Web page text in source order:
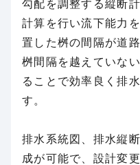
勾配を調整する縦断
計算を行い流下能力
置した桝の間隔が道
桝間隔を越えていな
ることで効率良く排
す。
排水系統図、排水縦
成が可能で、設計変